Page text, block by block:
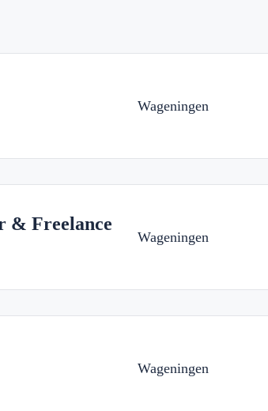
Wageningen
& Freelance
Wageningen
Wageningen